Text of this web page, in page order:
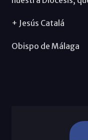
+ Jesús Catalá
Obispo de Málaga